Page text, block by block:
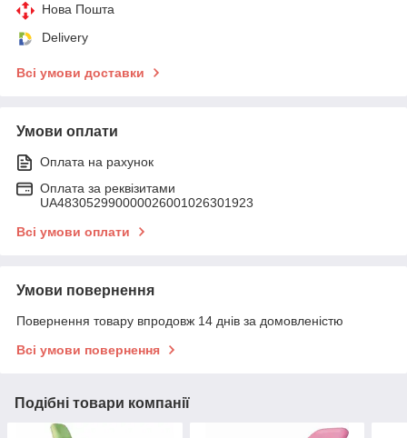
Нова Пошта
Delivery
Всі умови доставки
Умови оплати
Оплата на рахунок
Оплата за реквізитами
UA483052990000026001026301923
Всі умови оплати
Умови повернення
Повернення товару впродовж 14 днів за домовленістю
Всі умови повернення
Подібні товари компанії